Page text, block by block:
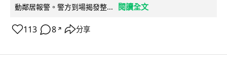
動鄰居報警。警方到場揭發整...
閱讀全文
113 8 ↗ 分享